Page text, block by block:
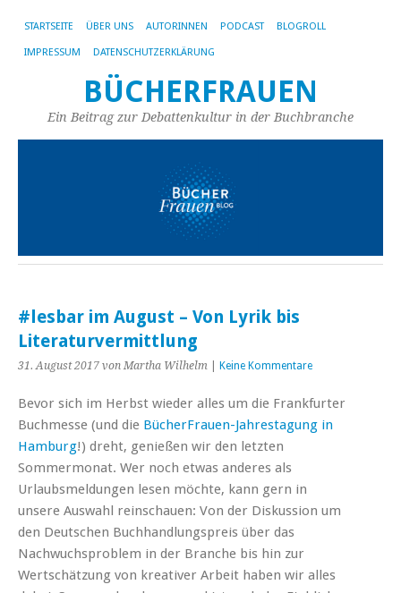
STARTSEITE ÜBER UNS AUTORINNEN PODCAST BLOGROLL
IMPRESSUM DATENSCHUTZERKLÄRUNG
BÜCHERFRAUEN
Ein Beitrag zur Debattenkultur in der Buchbranche
#lesbar im August – Von Lyrik bis
Literaturvermittlung
31. August 2017 von Martha Wilhelm Keine Kommentare
Bevor sich im Herbst wieder alles um die Frankfurter
Buchmesse (und die BücherFrauen-Jahrestagung in
Hamburg!) dreht, genießen wir den letzten
Sommermonat. Wer noch etwas anderes als
Urlaubsmeldungen lesen möchte, kann gern in
unsere Auswahl reinschauen: Von der Diskussion um
den Deutschen Buchhandlungspreis über das
Nachwuchsproblem in der Branche bis hin zur
Wertschätzung von kreativer Arbeit haben wir alles